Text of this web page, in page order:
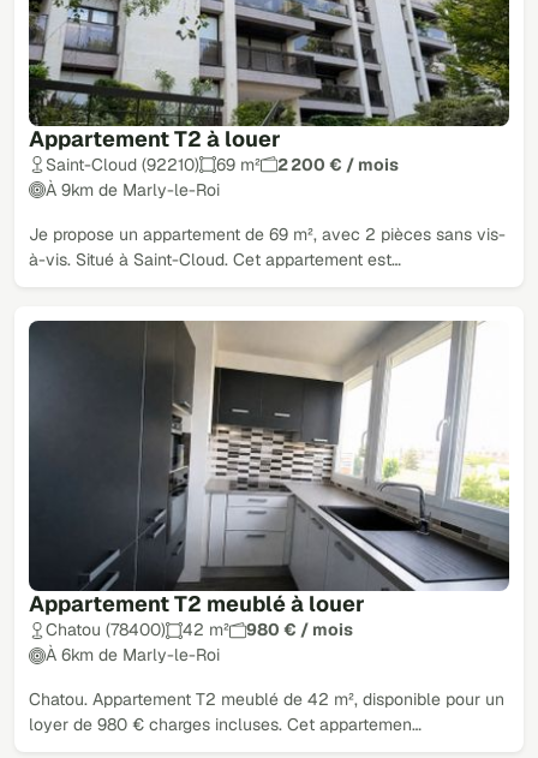
Appartement T2 à louer
Saint-Cloud (92210) 69 m²
2 200 € / mois
À 9km de Marly-le-Roi
Je propose un appartement de 69 m², avec 2 pièces sans vis-
à-vis. Situé à Saint-Cloud. Cet appartement est…
Appartement T2 meublé à louer
Chatou (78400) 42 m²
980 € / mois
À 6km de Marly-le-Roi
Chatou. Appartement T2 meublé de 42 m², disponible pour un
loyer de 980 € charges incluses. Cet appartemen…